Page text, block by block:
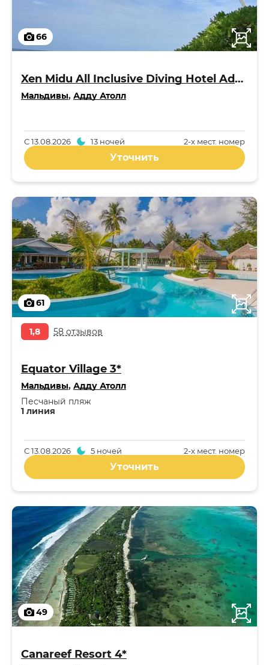
66
Xen Midu All Inclusive Diving Hotel Addu Maldives 3*
Мальдивы, Адду Атолл
2-x мест. номер
С13.08.2026 13 ночей
Уточнить
61
1,8 58 отзывов
Equator Village 3*
Мальдивы, Адду Атолл
1 линия
Песчаный пляж
2-x мест. номер
С13.08.2026 5 ночей
Уточнить
49
Canareef Resort 4*